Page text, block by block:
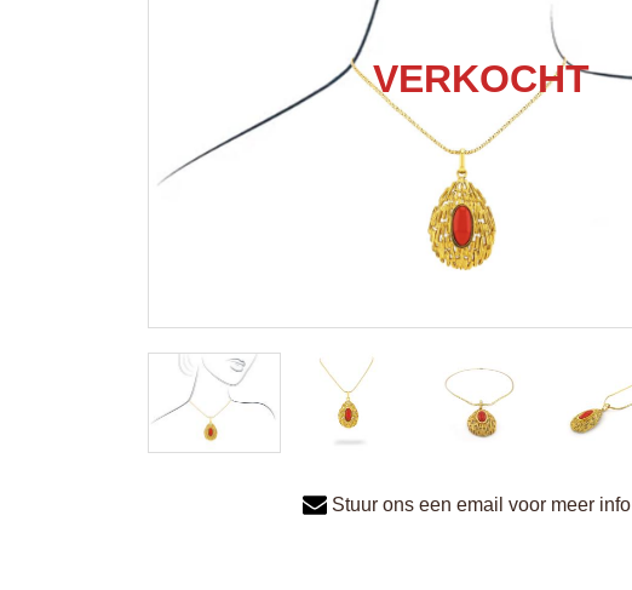
Stuur ons een email voor meer info